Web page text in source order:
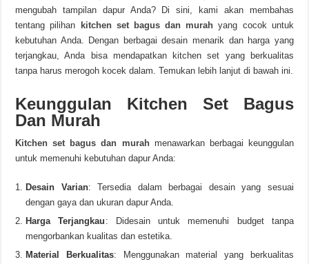
mengubah tampilan dapur Anda? Di sini, kami akan membahas
tentang pilihan
kitchen set bagus dan murah yang cocok untuk
kebutuhan Anda. Dengan berbagai desain menarik dan harga yang
terjangkau, Anda bisa mendapatkan kitchen set yang berkualitas
tanpa harus merogoh kocek dalam. Temukan lebih lanjut di bawah ini.
Keunggulan Kitchen Set Bagus
Dan Murah
Kitchen set bagus dan murahmenawarkan berbagai keunggulan
untuk memenuhi kebutuhan dapur Anda:
Desain Varian: Tersedia dalam berbagai desain yang sesuai
dengan gaya dan ukuran dapur Anda.
Harga Terjangkau : Didesain untuk memenuhi budget tanpa
mengorbankan kualitas dan estetika.
Material Berkualitas: Menggunakan material yang berkualitas